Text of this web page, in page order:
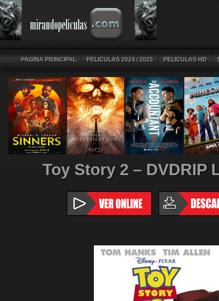
PAGINA PRINCIPAL PELICULAS 2024 / 2025 PELICULAS HD
Toy Story 2 – DVDRIP